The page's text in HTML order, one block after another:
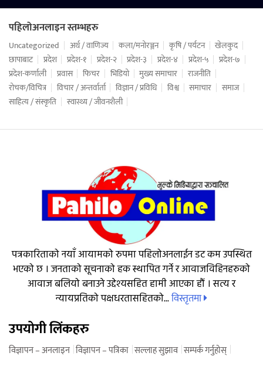
पहिलोअनलाइन स्तम्भहरु
Uncategorized अर्थ / वाणिज्य कला/मनोरञ्जन कृषि / पर्यटन
खेलकुद
छापाबाट
प्रदेश प्रदेश-१ प्रदेश-२ प्रदेश-३ प्रदेश-४ प्रदेश-५
प्रदेश-७
प्रदेश-कर्णाली
प्रवास फिचर भिडियो मुख्य समाचार
राजनीति
रोचक/विचित्र
विचार / अन्तर्वार्ता विज्ञान / प्रविधि विश्व समाचार
समाज
साहित्य / संस्कृति
स्वास्थ्य / जीवनशैली
पत्रकारिताको नयाँ आयामको रुपमा पहिलोअनलाईन डट कम उपस्थित
भएको छ । जनताको सूचनाको हक स्थापित गर्ने र आवाजविहिनहरुको
आवाज बलियो बनाउने उद्देश्यसहित हामी आएका हौं । सत्य र
न्यायप्रतिको पक्षधरतासहितको...विस्तृतमा
उपयोगी लिंकहरु
विज्ञापन – अनलाइन विज्ञापन – पत्रिका सल्लाह सुझाव सम्पर्क गर्नुहोस्